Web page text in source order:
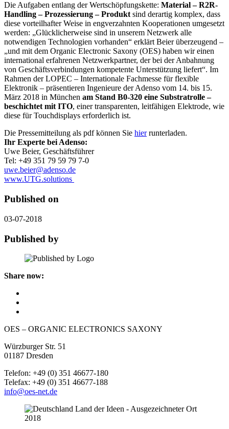
Die Aufgaben entlang der Wertschöpfungskette: Material – R2R-
Handling – Prozessierung – Produktsind derartig komplex, dass
diese vorteilhafter Weise in engverzahnten Kooperationen umgesetzt
werden: „Glücklicherweise sind in unserem Netzwerk alle
notwendigen Technologien vorhanden“ erklärt Beier überzeugend –
„und mit dem Organic Electronic Saxony (OES) haben wir einen
international erfahrenen Netzwerkpartner, der bei der Anbahnung
von Geschäftsverbindungen kompetente Unterstützung liefert“. Im
Rahmen der LOPEC – Internationale Fachmesse für flexible
Elektronik – präsentieren Ingenieure der Adenso vom 14. bis 15.
März 2018 in München am Stand B0-320 eine Substratrolle –
beschichtet mit ITO, einer transparenten, leitfähigen Elektrode, wie
diese für Touchdisplays erforderlich ist.
Die Pressemitteilung als pdf können Sie hierrunterladen.
Ihr Experte bei Adenso:
Uwe Beier, Geschäftsführer
Tel: +49 351 79 59 79 7-0
uwe.beier@adenso.de
www.UTG.solutions
Published on
03-07-2018
Published by
Share now:
OES – ORGANIC ELECTRONICS SAXONY
Würzburger Str. 51
01187 Dresden
Telefon: +49 (0) 351 46677-180
Telefax: +49 (0) 351 46677-188
info@oes-net.de